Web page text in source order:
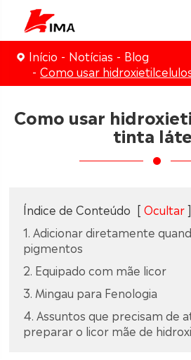
Início Notícias
Blog
Como usar
Como usar
tinta
Índice de Conteúdo [ Ocultar ]
1. Adicionar diretamente
pigmentos
2. Equipado com mãe licor
3. Mingau para Fenologia
4. Assuntos que precisam de
preparar o licor mãe de